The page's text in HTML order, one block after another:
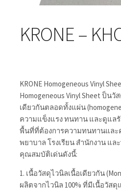
KRONE –
KRONE Homogeneous Vinyl
Homogeneous Vinyl Sheet ป็น
เดียวกันตลอดทั้งแผ่น
ความแข็งแรง ทนทาน และดูแล
พื้นที่ที่ต้องการความทนทานและ
พยาบาล โรงเรียน สำนักงาน แ
คุณสมบัติเด่นดังนี้:
1. เนื้อวัสดุไวนิลเนื้อเดียวกัน
ผลิตจากไวนิล 100% ที่มีเนื้อวัส